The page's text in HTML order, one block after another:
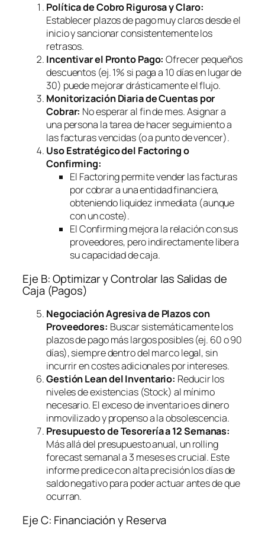
Política de Cobro Rigurosa y Claro:
Establecer plazos de pago muy claros desde el
inicio y sancionar consistentemente los
retrasos.
Incentivar el Pronto Pago: Ofrecer pequeños
descuentos (ej. 1% si paga a 10 días en lugar de
30) puede mejorar drásticamente el flujo.
Monitorización Diaria de Cuentas por
Cobrar: No esperar al fin de mes. Asignar a
una persona la tarea de hacer seguimiento a
las facturas vencidas (o a punto de vencer).
Uso Estratégico del Factoringo
Confirming:
El Factoringpermite vender las facturas
por cobrar a una entidad financiera,
obteniendo liquidez inmediata (aunque
con un coste).
ElConfirmingmejora la relación con sus
proveedores, pero indirectamente libera
su capacidad de caja.
Eje B: Optimizar y Controlar las Salidas de
Caja (Pagos)
Negociación Agresiva de Plazos con
Proveedores: Buscar sistemáticamente los
plazos de pago más largos posibles (ej. 60 o 90
días), siempre dentro del marco legal, sin
incurrir en costes adicionales por intereses.
Gestión Lean del Inventario: Reducir los
niveles de existencias (Stock) al mínimo
necesario. El exceso de inventario es dinero
inmovilizado y propenso a la obsolescencia.
Presupuesto de Tesorería a 12 Semanas:
Más allá del presupuesto anual, unrolling
forecastsemanal a 3 meses es crucial. Este
informe predice con alta precisión los días de
saldo negativo para poder actuar antes de que
ocurran.
Eje C: Financiación y Reserva